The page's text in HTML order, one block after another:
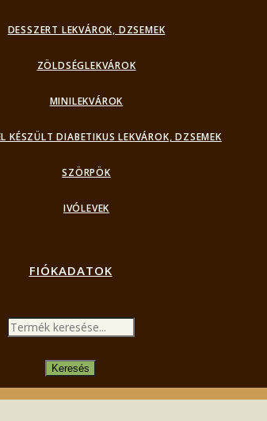
DESSZERT LEKVÁROK, DZSEMEK
ZÖLDSÉGLEKVÁROK
MINILEKVÁROK
KÉSZÜLT DIABETIKUS LEKVÁROK, DZSEMEK
SZÖRPÖK
IVÓLEVEK
FIÓKADATOK
PRODUCTS
SEARCHKeresés